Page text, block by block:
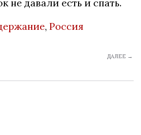
не давали есть и спать.
, Россия
ДАЛЕЕ →